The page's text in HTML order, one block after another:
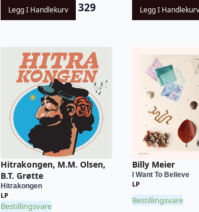
Legg I Handlekurv 329 Legg I Handlekurv
Hitrakongen, M.M. Olsen,
B.T. Grøtte
Hitrakongen
LP
Bestillingsvare
Billy Meier
I Want To Believe
LP
Bestillingsvare